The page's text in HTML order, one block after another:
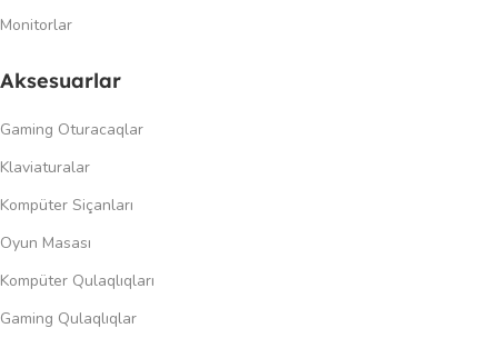
Monitorlar
Aksesuarlar
Gaming Oturacaqlar
Klaviaturalar
Kompüter Siçanları
Oyun Masası
Kompüter Qulaqlıqları
Gaming Qulaqlıqlar